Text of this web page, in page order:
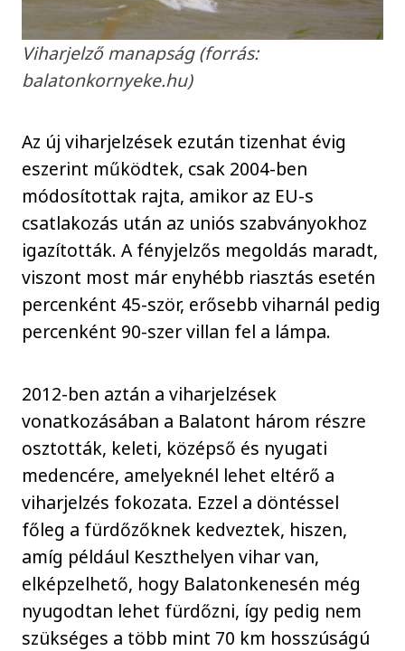
Viharjelző manapság (forrás:
balatonkornyeke.hu)
Az új viharjelzések ezután tizenhat évig
eszerint működtek, csak 2004-ben
módosítottak rajta, amikor az EU-s
csatlakozás után az uniós szabványokhoz
igazították. A fényjelzős megoldás maradt,
viszont most már enyhébb riasztás esetén
percenként 45-ször, erősebb viharnál pedig
percenként 90-szer villan fel a lámpa.
2012-ben aztán a viharjelzések
vonatkozásában a Balatont három részre
osztották, keleti, középső és nyugati
medencére, amelyeknél lehet eltérő a
viharjelzés fokozata. Ezzel a döntéssel
főleg a fürdőzőknek kedveztek, hiszen,
amíg például Keszthelyen vihar van,
elképzelhető, hogy Balatonkenesén még
nyugodtan lehet fürdőzni, így pedig nem
szükséges a több mint 70 km hosszúságú